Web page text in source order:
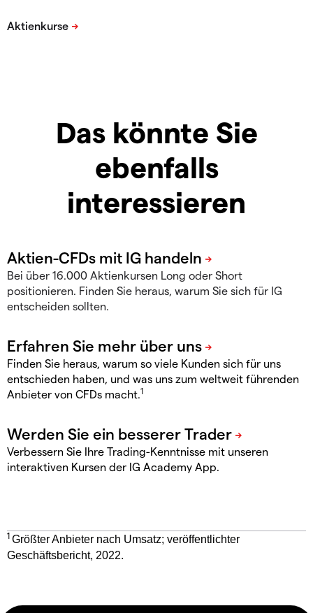
Das könnte Sie
ebenfalls
interessieren
Bei über 16.000 Aktienkursen Long oder Short
positionieren. Finden Sie heraus, warum Sie sich für IG
entscheiden sollten.
Finden Sie heraus, warum so viele Kunden sich für uns
entschieden haben, und was uns zum weltweit führenden
Anbieter von CFDs macht.1
Verbessern Sie Ihre Trading-Kenntnisse mit unseren
interaktiven Kursen der IG Academy App.
1 Größter Anbieter nach Umsatz; veröffentlichter
Geschäftsbericht, 2022.